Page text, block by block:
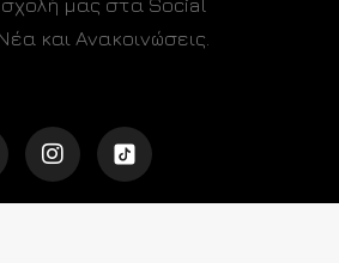
μας στα Social
και Ανακοινώσεις.